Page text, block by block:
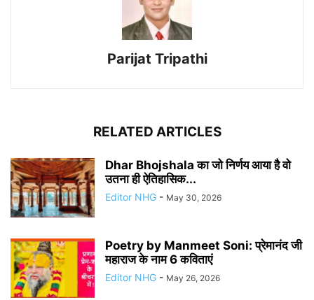
Parijat Tripathi
RELATED ARTICLES
Dhar Bhojshala का जो निर्णय आया है वो
उतना ही ऐतिहासिक...
Editor NHG - May 30, 2026
Poetry by Manmeet Soni: प्रेमानंद जी
महाराज के नाम 6 कविताएं
Editor NHG - May 26, 2026